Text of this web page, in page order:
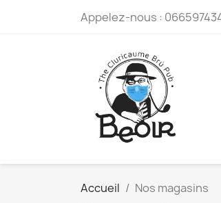
Appelez-nous :
Accueil Nos magasins